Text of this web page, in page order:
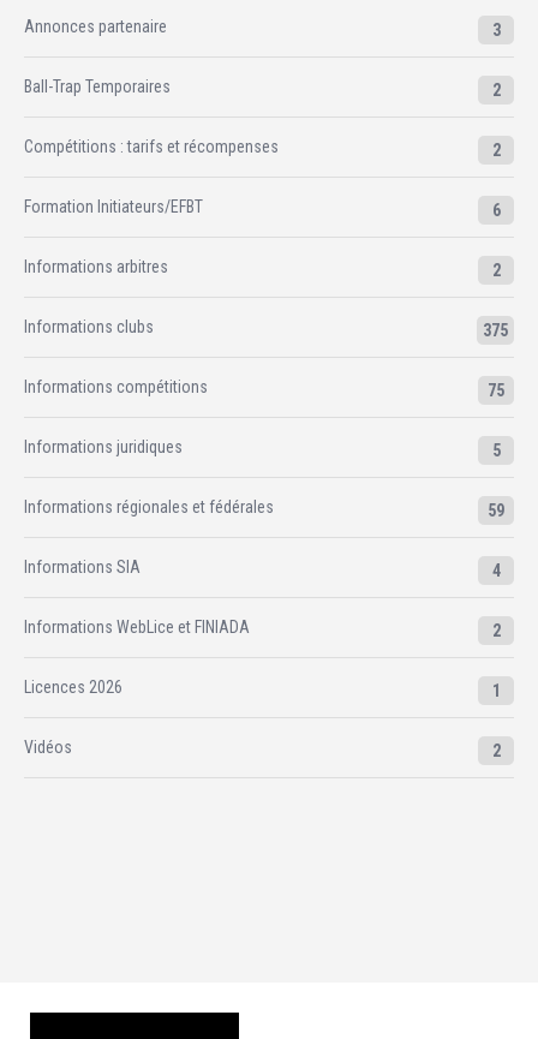
Annonces partenaire 3
Ball-Trap Temporaires 2
Compétitions : tarifs et récompenses 2
Formation Initiateurs/EFBT 6
Informations arbitres 2
Informations clubs 375
Informations compétitions 75
Informations juridiques 5
Informations régionales et fédérales 59
Informations SIA 4
Informations WebLice et FINIADA 2
Licences 2026 1
Vidéos 2